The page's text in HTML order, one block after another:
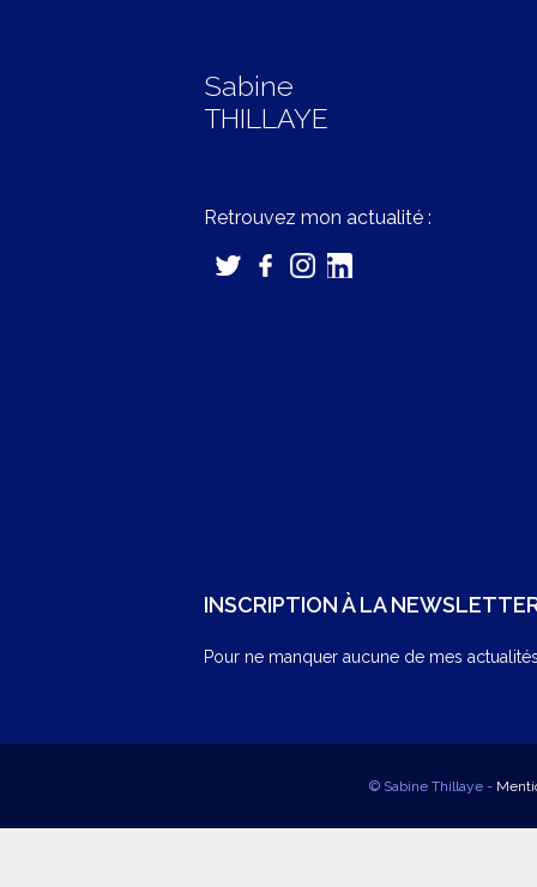
Sabine
THILLAYE
Retrouvez mon actualité :
INSCRIPTION À LA
Pour ne manquer aucune de mes
© Sabine Thillaye -